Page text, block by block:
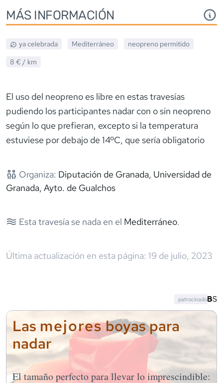
MÁS INFORMACIÓN
ya celebrada Mediterráneo neopreno permitido
8 € / km
El uso del neopreno es libre en estas travesías
pudiendo los participantes nadar con o sin neopreno
según lo que prefieran, excepto si la temperatura
estuviese por debajo de 14ºC, que sería obligatorio
Organiza: Diputación de Granada, Universidad de
Granada, Ayto. de Gualchos
Esta travesía se nada en el Mediterráneo.
Última actualización en esta página: 19 de julio, 2023
Las mejoresboyas para
nadar
El tamaño perfecto para llevar lo imprescindible:
patrocinado